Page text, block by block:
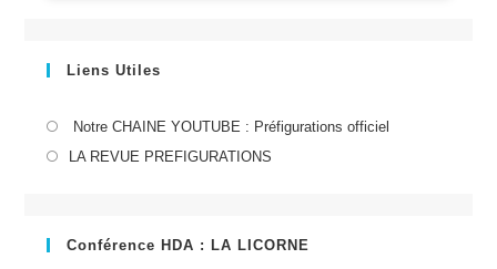
Liens Utiles
Notre CHAINE YOUTUBE : Préfigurations officiel
LA REVUE PREFIGURATIONS
nouvel
Conférence HDA : LA LICORNE